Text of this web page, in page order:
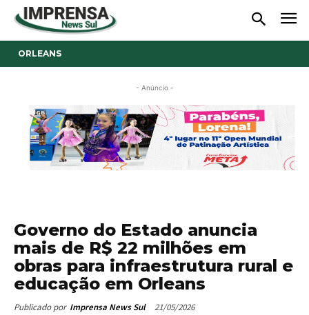
ORLEANS
- Anúncio -
Governo do Estado anuncia
mais de R$ 22 milhões em
obras para infraestrutura rural e
educação em Orleans
Publicado por Imprensa News Sul 21/05/2026